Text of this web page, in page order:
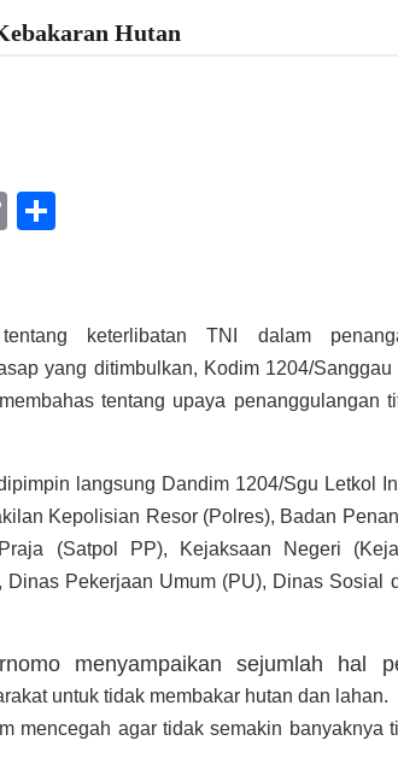
Hutan
Copy
keterlibatan TNI dalam
yang ditimbulkan, Kodim 1204/Sanggau
tentang upaya penanggulangan
langsung Dandim 1204/Sgu Letkol
Kepolisian Resor (Polres), Badan
(Satpol PP), Kejaksaan Negeri
Pekerjaan Umum (PU), Dinas Sosial
menyampaikan sejumlah hal
untuk tidak membakar hutan dan lahan.
mencegah agar tidak semakin banyaknya